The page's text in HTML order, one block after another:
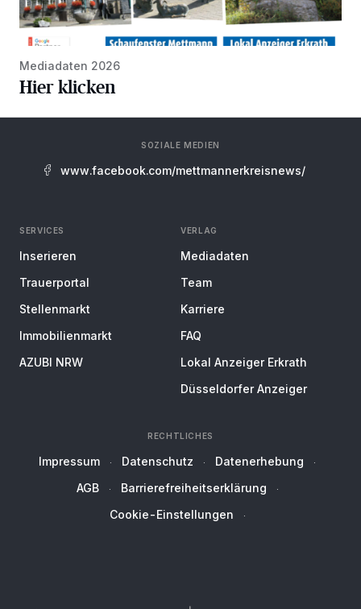
Mediadaten 2026
Hier klicken
SOZIALE MEDIEN
www.facebook.com/mettmannerkreisnews/
SERVICES
Inserieren
Trauerportal
Stellenmarkt
Immobilienmarkt
AZUBI NRW
VERLAG
Mediadaten
Team
Karriere
FAQ
Lokal Anzeiger Erkrath
Düsseldorfer Anzeiger
RECHTLICHES
Impressum Datenschutz
Datenerhebung
AGB
Barrierefreiheitserklärung
Cookie-Einstellungen